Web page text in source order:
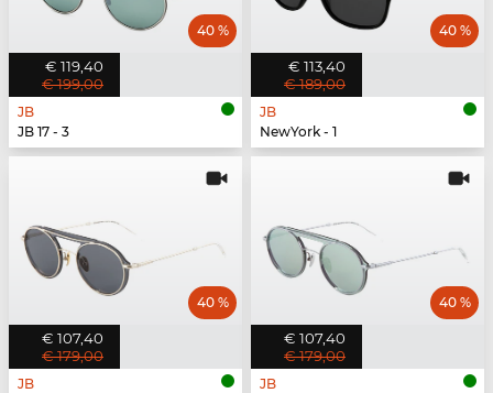
€ 119,40
€ 199,00
40 %
JB
JB 17 - 3
€ 113,40
€ 189,00
40 %
JB
NewYork - 1
€ 107,40
€ 179,00
40 %
JB
€ 107,40
€ 179,00
40 %
JB